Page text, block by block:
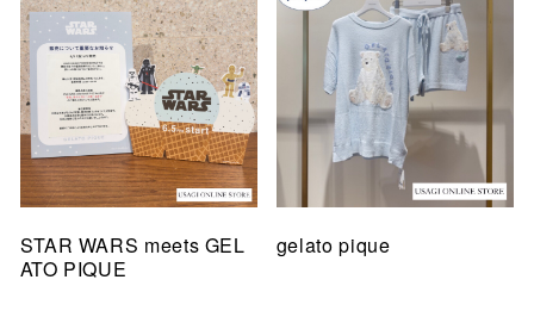
STAR WARS meets GEL
ATO PIQUE
gelato pique